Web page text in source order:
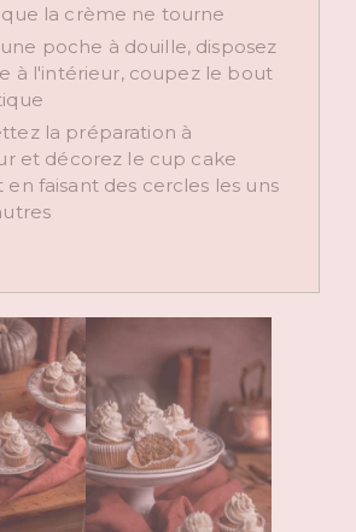
la crème ne tourne
poche à douille, disposez
à l'intérieur, coupez le bout
la préparation à
et décorez le cup cake
en faisant des cercles les uns